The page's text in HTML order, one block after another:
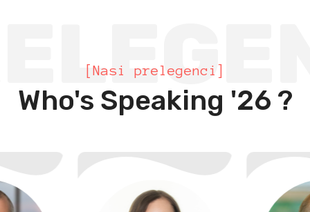
[Nasi prelegenci]
Who's Speaking '26 ?